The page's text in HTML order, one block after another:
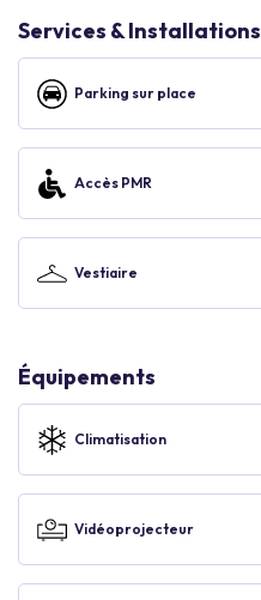
Services & Installations
Parking sur place
Accès PMR
Vestiaire
Équipements
Climatisation
Vidéoprojecteur